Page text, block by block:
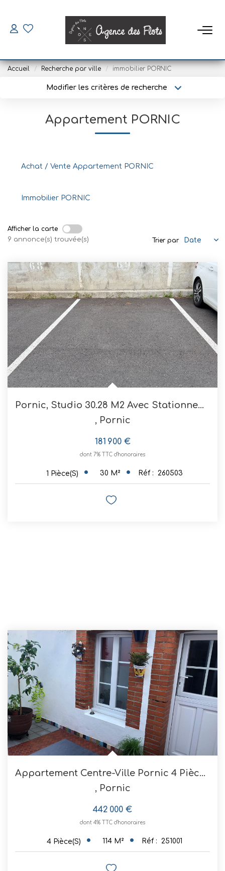
Louer
Mettre En Location
NOTRE AGENCE
Qui Sommes-Nous
Nous Rejoindre
CONTACT
Accueil Recherche par ville immobilier PORNIC
Modifier les critères de recherche
Sélectionnez...
Type de bienAppartement PORNIC
Achat / Vente Appartement PORNIC
Immobilier PORNIC
Afficher la carte
9 annonce(s) trouvée(s)
Trier par
Pornic, Studio 30.28 M2 Avec Stationnement Privatif Et...
, Pornic
181 900 €
dont 7% TTC d'honoraires
1 Pièce(s) 30 M² Réf : 260503
Appartement Centre-Ville Pornic 4 Pièces 113.70 M2
, Pornic
442 000 €
dont 4% TTC d'honoraires
4 Pièce(s) 114 M² Réf : 251001